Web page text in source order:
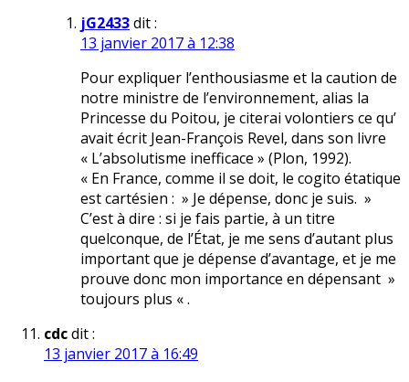
jG2433dit :
13 janvier 2017 à 12:38
Pour expliquer l’enthousiasme et la caution de
notre ministre de l’environnement, alias la
Princesse du Poitou, je citerai volontiers ce qu’
avait écrit Jean-François Revel, dans son livre
« L’absolutisme inefficace » (Plon, 1992).
« En France, comme il se doit, le cogito étatique
est cartésien : » Je dépense, donc je suis. »
C’est à dire : si je fais partie, à un titre
quelconque, de l’État, je me sens d’autant plus
important que je dépense d’avantage, et je me
prouve donc mon importance en dépensant »
toujours plus « .
cdcdit :
13 janvier 2017 à 16:49